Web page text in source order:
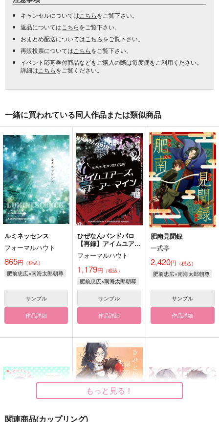
キャンセルについては こちらをご覧下さい。
返品については こちらをご覧下さい。
おまとめ配送については こちらをご覧下さい。
再販投票については こちらをご覧下さい。
イベント応募券付商品などをご購入の際は毎度便をご利用ください。
詳細は こちらをご覧ください。
一緒に買われている同人作品または類似商品
ルミネッセンス
フォーマルハウト
865円 （税込）
肥前忠広×南海太郎朝尊
サンプル
作品詳細
ひぜなんバンドパロ
【再録】アイムユアー
ズ、ユーアーマイン
フォーマルハウト
1,179円 （税込）
肥前忠広×南海太郎朝尊
サンプル
作品詳細
肥南見聞録
一式亭
2,420円 （税込）
肥前忠広×南海太郎朝尊
サンプル
作品詳細
もっと見る！
関連商品(カップリング)